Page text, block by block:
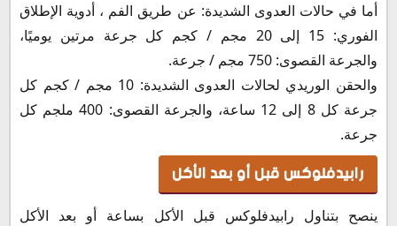
أما في حالات العدوى الشديدة: عن طريق الفم ، أدوية الإطلاق
الفوري: 15 إلى 20 مجم / كجم كل جرعة مرتين يوميًا،
والجرعة القصوى: 750 مجم / جرعة.
والحقن الوريدي لحالات العدوى الشديدة: 10 مجم / كجم كل
جرعة كل 8 إلى 12 ساعة، والجرعة القصوى: 400 ملجم كل
جرعة.
رابيدفلوكس قبل أو بعد الأكل
ينصح بتناول رابيدفلوكس قبل الأكل بساعة أو بعد الأكل